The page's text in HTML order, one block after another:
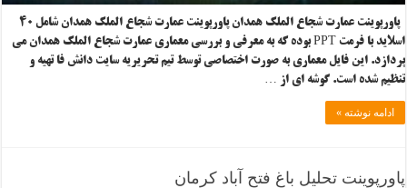
پاورپوینت عمارت شجاع الملک همدان پاورپوینت عمارت شجاع الملک همدان شامل ۴۰
اسلاید با فرمت PPT بوده که به معرفی و بررسی معماری عمارت شجاع الملک همدان می
پردازد. این فایل معماری به صورت اختصاصی توسط تیم تحریریه سایت دانش فا تهیه و
تنظیم شده است. گوشه ای از …
ادامه نوشته »
پاورپوینت تحلیل باغ فتح آباد کرمان